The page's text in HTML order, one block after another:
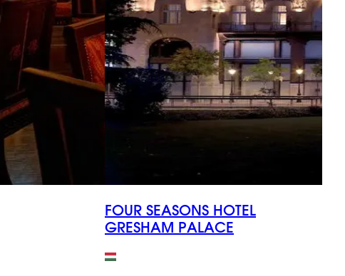
FOUR SEASONS HOTEL
GRESHAM PALACE